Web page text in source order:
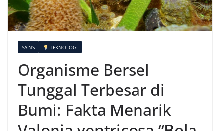
SAINS TEKNOLOGI
Organisme Bersel
Tunggal Terbesar di
Bumi: Fakta Menarik